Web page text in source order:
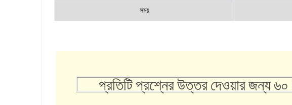
সময়
প্রতিটি প্রশ্নের উত্তর দেওয়ার জন্য ৬০